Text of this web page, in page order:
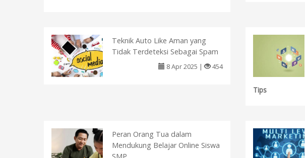
Teknik Auto Like Aman yang
Tidak Terdeteksi Sebagai Spam
8 Apr 2025 | 454
Tips
Peran Orang Tua dalam
Mendukung Belajar Online Siswa